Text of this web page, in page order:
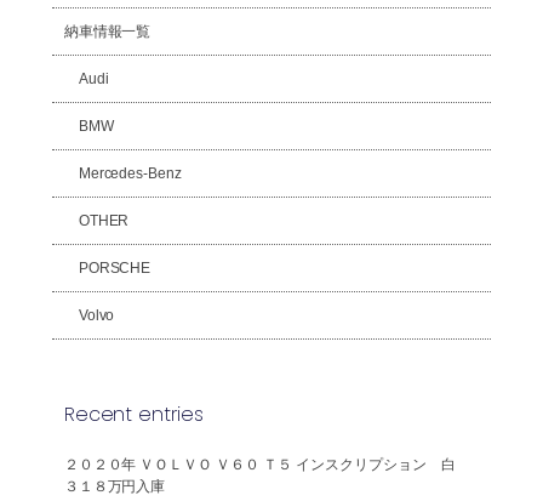
納車情報一覧
Audi
BMW
Mercedes-Benz
OTHER
PORSCHE
Volvo
Recent entries
２０２０年 ＶＯＬＶＯ Ｖ６０ Ｔ５ インスクリプション 白
３１８万円入庫